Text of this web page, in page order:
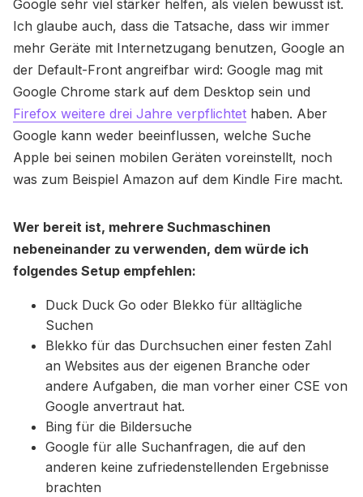
Google sehr viel stärker helfen, als vielen bewusst ist.
Ich glaube auch, dass die Tatsache, dass wir immer
mehr Geräte mit Internetzugang benutzen, Google an
der Default-Front angreifbar wird: Google mag mit
Google Chrome stark auf dem Desktop sein und
Firefox weitere drei Jahre verpflichtet haben. Aber
Google kann weder beeinflussen, welche Suche
Apple bei seinen mobilen Geräten voreinstellt, noch
was zum Beispiel Amazon auf dem Kindle Fire macht.
Wer bereit ist, mehrere Suchmaschinen
nebeneinander zu verwenden, dem würde ich
folgendes Setup empfehlen:
Duck Duck Go oder Blekko für alltägliche
Suchen
Blekko für das Durchsuchen einer festen Zahl
an Websites aus der eigenen Branche oder
andere Aufgaben, die man vorher einer CSE von
Google anvertraut hat.
Bing für die Bildersuche
Google für alle Suchanfragen, die auf den
anderen keine zufriedenstellenden Ergebnisse
brachten